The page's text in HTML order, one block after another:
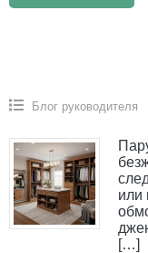
Блог руководителя
или
[…]